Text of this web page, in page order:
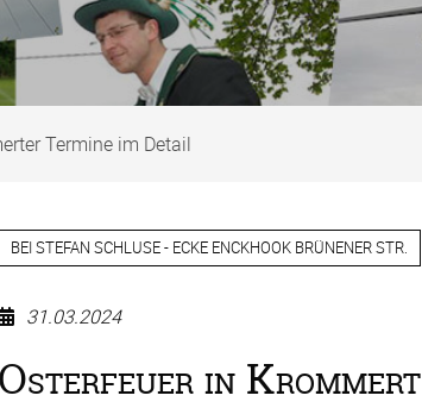
Termine im Detail
BEI STEFAN SCHLUSE - ECKE ENCKHOOK BRÜNENER STR.
31.03.2024
Osterfeuer in Krommert